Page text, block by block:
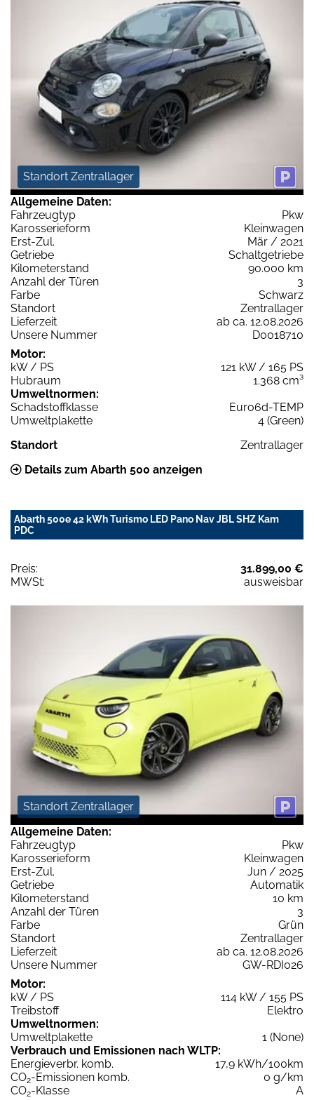
Standort Zentrallager
Allgemeine Daten:
Fahrzeugtyp
Pkw
Karosserieform
Kleinwagen
Erst-Zul.
Mär / 2021
Getriebe
Schaltgetriebe
Kilometerstand
90.000 km
Anzahl der Türen
3
Farbe
Schwarz
Standort
Zentrallager
Lieferzeit
ab ca. 12.08.2026
Unsere Nummer
D0018710
Motor:
kW / PS
121 kW / 165 PS
Hubraum
1.368 cm³
Umweltnormen:
Schadstoffklasse
Euro6d-TEMP
Umweltplakette
4 (Green)
Standort
Zentrallager
Details zum Abarth 500 anzeigen
Abarth 500e 42 kWh Turismo LED Pano Nav JBL SHZ Kam
PDC
Preis:
31.899,00 €
MWSt:
ausweisbar
Standort Zentrallager
Allgemeine Daten:
Fahrzeugtyp
Pkw
Karosserieform
Kleinwagen
Erst-Zul.
Jun / 2025
Getriebe
Automatik
Kilometerstand
10 km
Anzahl der Türen
3
Farbe
Grün
Standort
Zentrallager
Lieferzeit
ab ca. 12.08.2026
Unsere Nummer
GW-RDI026
Motor:
kW / PS
114 kW / 155 PS
Treibstoff
Elektro
Umweltnormen:
Umweltplakette
1 (None)
Verbrauch und Emissionen nach WLTP:
Energieverbr. komb.
17,9 kWh/100km
CO2-Emissionen komb.
0 g/km
CO2-Klasse
A